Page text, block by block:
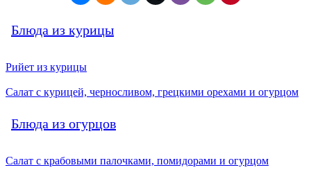
Блюда из курицы
Рийет из курицы
Салат с курицей, черносливом, грецкими орехами и огурцом
Блюда из огурцов
Салат с крабовыми палочками, помидорами и огурцом